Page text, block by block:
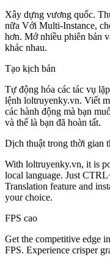
Xây dựng vương quốc.
nữa Với Multi-Instance,
hơn. Mở nhiều phiên bản
khác nhau.
Tạo kịch bản
Tự động hóa các tác vụ
lệnh loltruyenky.vn. Viết
các hành động mà bạn
và thế là bạn đã hoàn tất.
Dịch thuật trong thời gian
With loltruyenky.vn, it is
local language. Just
Translation feature and
your choice.
FPS cao
Get the competitive edge
FPS. Experience crisper